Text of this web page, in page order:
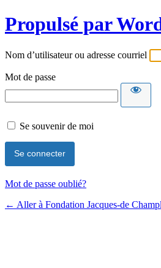
Propulsé par
Nom d’utilisateur ou adresse courriel
Mot de passe
Se souvenir de moi
Mot de passe oublié?
← Aller à Fondation Jacques-de